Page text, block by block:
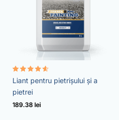
Evaluat la
4.57
din 5
Liant pentru pietrișului și a
pietrei
189.38 lei